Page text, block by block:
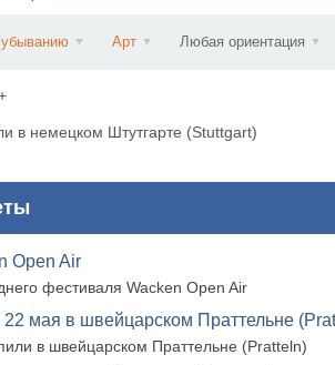
Арт Любая ориентация
в немецком Штутгарте (Stuttgart)
Open Air
фестиваля Wacken Open Air
мая в швейцарском Праттельне
в швейцарском Праттельне (Pratteln)